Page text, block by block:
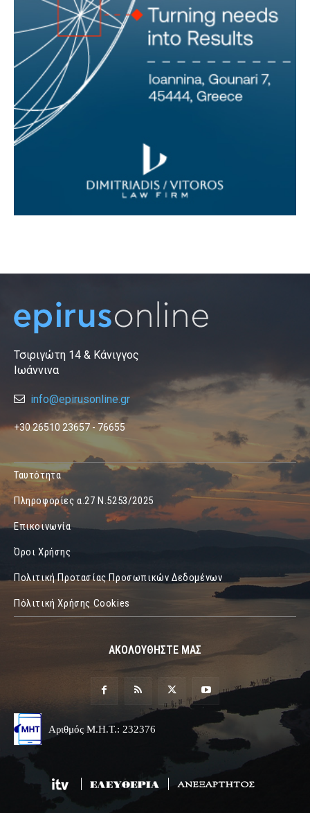
Τσιριγώτη 14 & Κάνιγγος
Ιωάννινα
info@epirusonline.gr
+30 26510 23657 - 76655
Ταυτότητα
Πληροφορίες α.27 Ν.5253/2025
Επικοινωνία
Όροι Χρήσης
Πολιτική Προτασίας Προσωπικών Δεδομένων
Πόλιτική Χρήσης Cookies
ΑΚΟΛΟΥΘΗΣΤΕ ΜΑΣ
Αριθμός Μ.Η.Τ.: 232376